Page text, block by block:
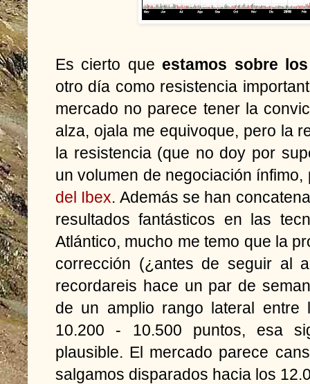
Es cierto que estamos sobre
otro día como resistencia
mercado no parece tener la
alza, ojala me equivoque, pero la
la resistencia (que no doy por
un volumen de negociación
del Ibex. Además se han
resultados fantásticos en las
Atlántico, mucho me temo que la
corrección (¿antes de seguir al
recordareis hace un par de
de un amplio rango lateral entre
10.200 - 10.500 puntos, esa
plausible. El mercado parece
salgamos disparados hacia los